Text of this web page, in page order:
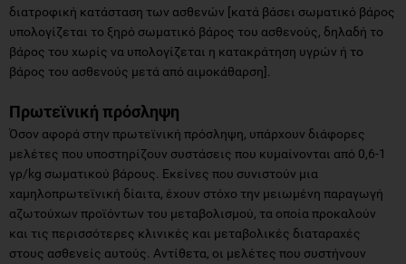
διατροφική κατάσταση των ασθενών [κατά βάσει σωματικό βάρος
υπολογίζεται το ξηρό σωματικό βάρος του ασθενούς, δηλαδή το
βάρος του χωρίς να υπολογίζεται η κατακράτηση υγρών ή το
βάρος του ασθενούς μετά από αιμοκάθαρση].
Πρωτεϊνική πρόσληψη
Όσον αφορά στην πρωτεϊνική πρόσληψη, υπάρχουν διάφορες
μελέτες που υποστηρίζουν συστάσεις που κυμαίνονται από 0,6-1
γρ/kg σωματικού βάρους. Εκείνες που συνιστούν μια
χαμηλοπρωτεϊνική δίαιτα, έχουν στόχο την μειωμένη παραγωγή
αζωτούχων προϊόντων του μεταβολισμού, τα οποία προκαλούν
και τις περισσότερες κλινικές και μεταβολικές διαταραχές
στους ασθενείς αυτούς. Αντίθετα, οι μελέτες που συστήνουν